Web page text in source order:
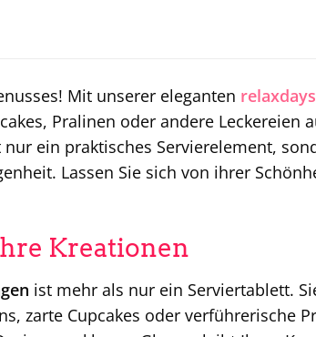
Mit unserer eleganten relaxdays
Pralinen oder andere Leckereien
ein praktisches Servierelement,
Lassen Sie sich von ihrer
Kreationen
ist mehr als nur ein Serviertablett.
zarte Cupcakes oder verführerische